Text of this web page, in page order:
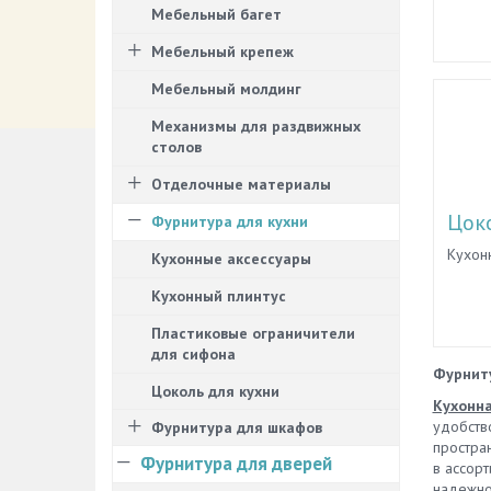
для
для
из
в
Мебельный багет
Мебельный крепеж
Мебельный молдинг
Механизмы для раздвижных
столов
Отделочные материалы
Фурнитура для кухни
Кухонные аксессуары
Кухонный плинтус
Пластиковые ограничители
для сифона
Цоколь для кухни
Фурнитура для шкафов
Фурнитура для дверей